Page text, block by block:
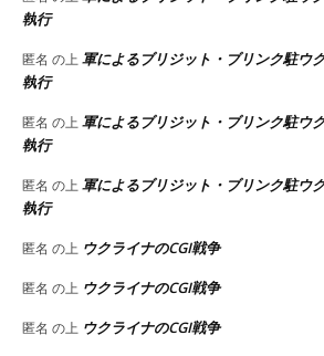
執行
匿名 の上 軍によるブリジット・ブリンク駐ウ
執行
匿名 の上 軍によるブリジット・ブリンク駐ウ
執行
匿名 の上 軍によるブリジット・ブリンク駐ウ
執行
匿名 の上 ウクライナのCGI戦争
匿名 の上 ウクライナのCGI戦争
匿名 の上 ウクライナのCGI戦争